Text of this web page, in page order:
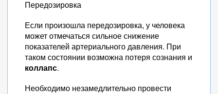
Передозировка
Если произошла передозировка, у человека
может отмечаться сильное снижение
показателей артериального давления. При
таком состоянии возможна потеря сознания и
коллапс.
Необходимо незамедлительно провести